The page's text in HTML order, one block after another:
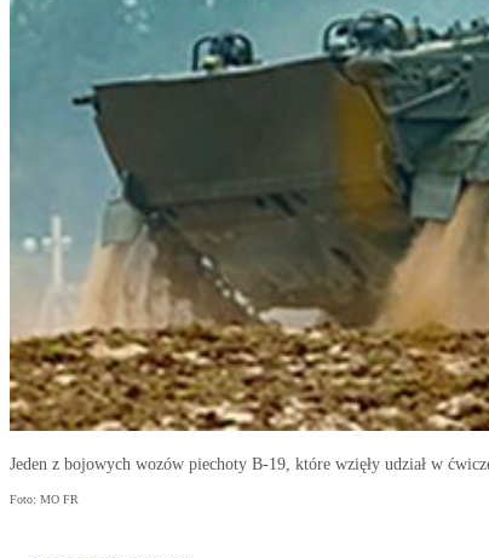
Jeden z bojowych wozów piechoty B-19, które wzięły udział w
Foto: MO FR